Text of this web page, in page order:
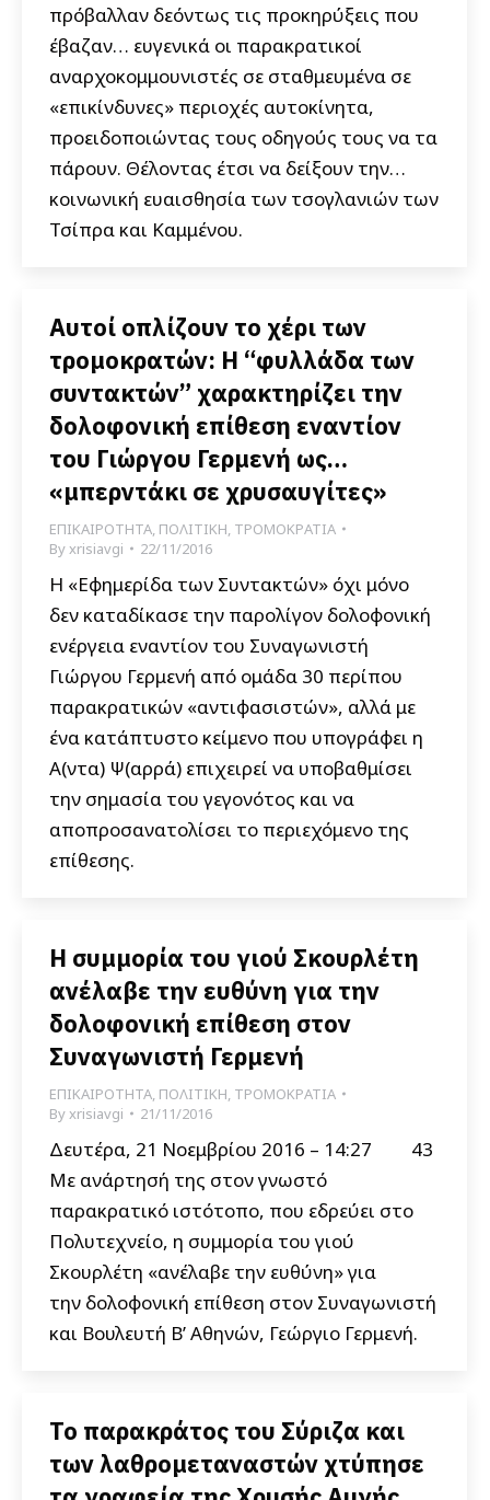
πρόβαλλαν δεόντως τις προκηρύξεις που
έβαζαν… ευγενικά οι παρακρατικοί
αναρχοκομμουνιστές σε σταθμευμένα σε
«επικίνδυνες» περιοχές αυτοκίνητα,
προειδοποιώντας τους οδηγούς τους να τα
πάρουν. Θέλοντας έτσι να δείξουν την…
κοινωνική ευαισθησία των τσογλανιών των
Τσίπρα και Καμμένου.
Αυτοί οπλίζουν το χέρι των
τρομοκρατών: Η “φυλλάδα των
συντακτών” χαρακτηρίζει την
δολοφονική επίθεση εναντίον
του Γιώργου Γερμενή ως…
«μπερντάκι σε χρυσαυγίτες»
ΕΠΙΚΑΙΡΟΤΗΤΑ, ΠΟΛΙΤΙΚΗ, ΤΡΟΜΟΚΡΑΤΙΑ
Byxrisiavgi 22/11/2016
Η «Εφημερίδα των Συντακτών» όχι μόνο
δεν καταδίκασε την παρολίγον δολοφονική
ενέργεια εναντίον του Συναγωνιστή
Γιώργου Γερμενή από ομάδα 30 περίπου
παρακρατικών «αντιφασιστών», αλλά με
ένα κατάπτυστο κείμενο που υπογράφει η
Α(ντα) Ψ(αρρά) επιχειρεί να υποβαθμίσει
την σημασία του γεγονότος και να
αποπροσανατολίσει το περιεχόμενο της
επίθεσης.
Η συμμορία του γιού Σκουρλέτη
ανέλαβε την ευθύνη για την
δολοφονική επίθεση στον
Συναγωνιστή Γερμενή
ΕΠΙΚΑΙΡΟΤΗΤΑ, ΠΟΛΙΤΙΚΗ, ΤΡΟΜΟΚΡΑΤΙΑ
Byxrisiavgi 21/11/2016
Δευτέρα, 21 Νοεμβρίου 2016 – 14:27 43
Με ανάρτησή της στον γνωστό
παρακρατικό ιστότοπο, που εδρεύει στο
Πολυτεχνείο, η συμμορία του γιού
Σκουρλέτη «ανέλαβε την ευθύνη» για
την δολοφονική επίθεση στον Συναγωνιστή
και Βουλευτή Β’ Αθηνών, Γεώργιο Γερμενή.
Το παρακράτος του Σύριζα και
των λαθρομεταναστών χτύπησε